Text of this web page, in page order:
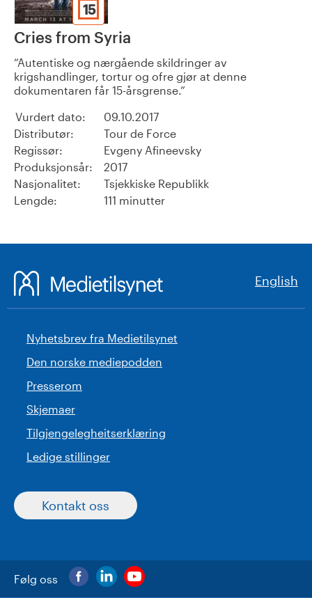
15
Cries from Syria
Autentiske og nærgående skildringer av
krigshandlinger, tortur og ofre gjør at denne
dokumentaren får 15-årsgrense.
Vurdert dato:
09.10.2017
Distributør:
Tour de Force
Regissør:
Evgeny Afineevsky
Produksjonsår:
2017
Nasjonalitet:
Tsjekkiske Republikk
Lengde:
111 minutter
English
Nyhetsbrev fra Medietilsynet
Den norske mediepodden
Presserom
Skjemaer
Tilgjengelegheitserklæring
Ledige stillinger
Kontakt oss
Følg oss